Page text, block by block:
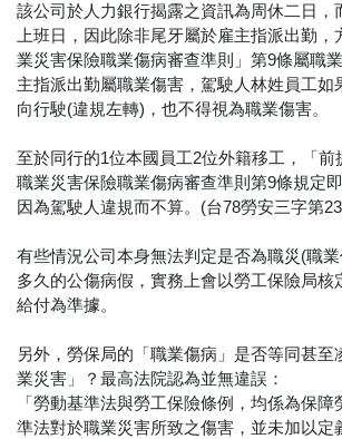
該公司於人力銀行揭露之資訊為周休二日，
上班日，因此除非尾牙屬於雇主指派出勤
業災害保險職業傷病審查準則」第9條屬職
主指派出勤屬職業傷害，駕駛人林姓員工如
向行駛(違規左轉)，也不得視為職業傷害。
至於同行的1位本國員工2位外籍移工，「前
職業災害保險職業傷病審查準則第9條規定
因為駕駛人違規而不算。(台78勞安三字第
有些情況公司本身無法判定是否為職災(職
多久的公傷病假，實務上會以勞工保險局核
給付為準據。
另外，勞保局的「職業傷病」是否等同甚至
業災害」？最高法院認為並無違誤：
「勞動基準法與勞工保險條例，均係為保
準法對於職業災害所致之傷害，並未加以定